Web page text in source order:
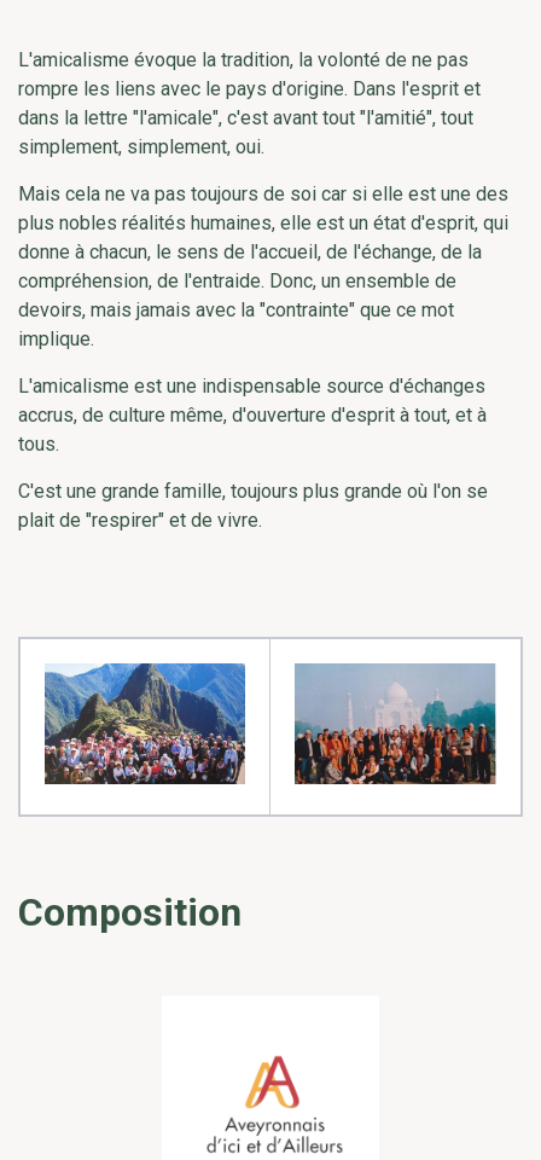
L'amicalisme évoque la tradition, la volonté de ne pas
rompre les liens avec le pays d'origine. Dans l'esprit et
dans la lettre "l'amicale", c'est avant tout "l'amitié", tout
simplement, simplement, oui.
Mais cela ne va pas toujours de soi car si elle est une des
plus nobles réalités humaines, elle est un état d'esprit, qui
donne à chacun, le sens de l'accueil, de l'échange, de la
compréhension, de l'entraide. Donc, un ensemble de
devoirs, mais jamais avec la "contrainte" que ce mot
implique.
L'amicalisme est une indispensable source d'échanges
accrus, de culture même, d'ouverture d'esprit à tout, et à
tous.
C'est une grande famille, toujours plus grande où l'on se
plait de "respirer" et de vivre.
Composition